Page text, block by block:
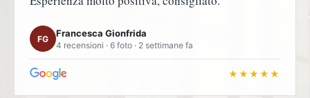
FG
Francesca Gionfrida
4 recensioni · 6 foto · 2 settimane fa
★★★★★